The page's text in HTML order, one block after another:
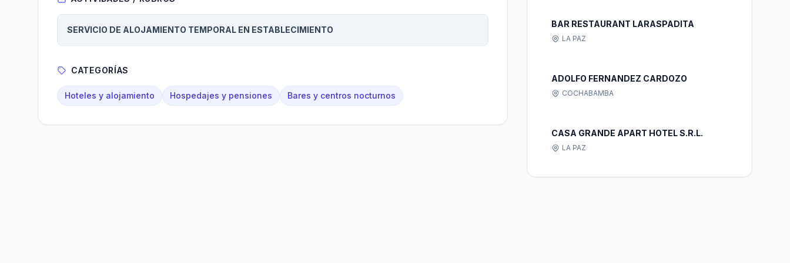
SERVICIO DE ALOJAMIENTO TEMPORAL EN ESTABLECIMIENTO
CATEGORÍAS
Hoteles y alojamiento Hospedajes y pensiones Bares y centros nocturnos
BAR RESTAURANT LARASPADITA
LA PAZ
ADOLFO FERNANDEZ CARDOZO
COCHABAMBA
CASA GRANDE APART HOTEL S.R.L.
LA PAZ